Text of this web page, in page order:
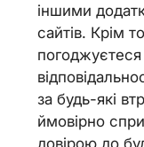
іншими
сайтів. Крім
за будь-які
ймовірно
довірою до